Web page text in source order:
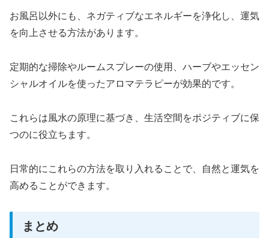
お風呂以外にも、ネガティブなエネルギーを浄化し、運気
を向上させる方法があります。
定期的な掃除やルームスプレーの使用、ハーブやエッセン
シャルオイルを使ったアロマテラピーが効果的です。
これらは風水の原理に基づき、生活空間をポジティブに保
つのに役立ちます。
日常的にこれらの方法を取り入れることで、自然と運気を
高めることができます。
まとめ